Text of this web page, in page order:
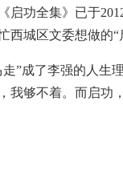
功全集》已于
城区文委想做的“
成了李强的人生
我够不着。而启功